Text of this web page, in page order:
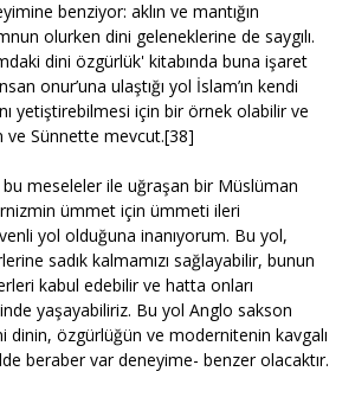
benziyor: aklın ve mantığın
olurken dini geleneklerine de saygılı.
dini özgürlük' kitabında buna işaret
onur’una ulaştığı yol İslam’ın kendi
yetiştirebilmesi için bir örnek olabilir ve
ve Sünnette mevcut.[38]
bu meseleler ile uğraşan bir Müslüman
ümmet için ümmeti ileri
yol olduğuna inanıyorum. Bu yol,
sadık kalmamızı sağlayabilir, bunun
kabul edebilir ve hatta onları
yaşayabiliriz. Bu yol Anglo sakson
dinin, özgürlüğün ve modernitenin kavgalı
beraber var deneyime- benzer olacaktır.